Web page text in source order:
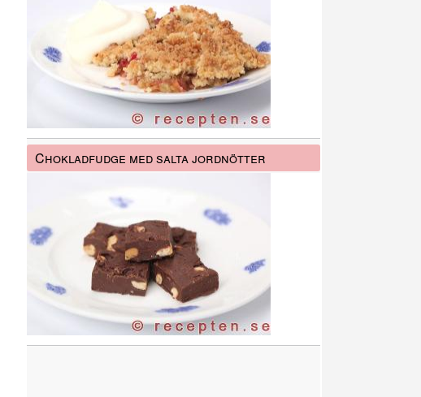
Chokladfudge med salta jordnötter